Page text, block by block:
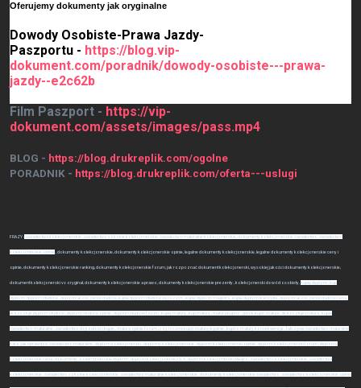
Oferujemy dokumenty jak oryginalne
Dowody Osobiste-Prawa Jazdy-
Paszportu - https://blog.vip-
dokument.com/poradnik/dowody-osobiste---prawa-
jazdy--e2c62b
Film Paszport - https://vip-
dokument.com/assets/images/pass.mp4
BLOG - https://blog.drukreplik.com/ogolne
PORADNIK - https://blog.drukreplik.com/oferta---uslugi
FRAZY - , świadectwa kolekcjonerskie , świadectwo szkolne kolekcjonerskie, świadectwo maturalne kolekcjonerskie, dokumenty kolekcjonerskie świadectwo, świadectwo
kolekcjonerskie opinie , dokumenty kolekcjonerskie, dokumenty kolekcjonerskie opinie, legalne dokumenty kolekcjonerskie, legalne dokumenty kolekcjonerskie ceny i
opinie, dokumenty kolekcjonerskie ranking, dokumenty kolekcjonerskie forum, jak rozpoznać dokument kolekcjonerski, wysokiej jakości dokumenty kolekcjonerskie,
dokument kolekcjonerski vs oryginał, dokumenty kolekcjonerskie a prawo, dokumenty kolekcjonerskie prezenty , kolekcjonerski dowód osobisty, kupię dyplom , kup
dyplom, dyplom studiów , dyplom ukończenia studiów, kupię dyplom studiów wyższych , kupię dyplom magistra , kupię dyplom licencjata , dyplom ukończenia studiów cena ,
ile kosztuje dyplom studiów , dyplom studiów opinie , dyplom studiów forum , kupię maturę , kup maturę , matura kupno , gdzie kupić maturę , ile kosztuje matura , kupię
świadectwo maturalne , świadectwo dojrzałości kupię , matura opinie forum , czy można kupić maturę legalnie , kupno matury konsekwencje , fałszywe świadectwo maturalne
kara , jak sprawdzić świadectwo maturalne , dyplom kolekcjonerski , dyplomy kolekcjonerskie , dyplom kolekcjonerski opinie , dyplom kolekcjonerski forum , dyplomy
kolekcjonerskie cena , dokumenty , kolekcjonerskie dyplom , dyplom kolekcjonerski OLX , dyplom kolekcjonerski Allegro , świadectwo kolekcjonerskie , świadectwa
kolekcjonerskie , świadectwo szkolne kolekcjonerskie , świadectwo maturalne kolekcjonerskie , dokumenty kolekcjonerskie świadectwo , świadectwo kolekcjonerskie opinie